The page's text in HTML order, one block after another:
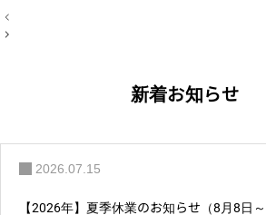
投
稿
新着お知らせ
2026.07.15
【2026年】夏季休業のお知らせ（8月8日